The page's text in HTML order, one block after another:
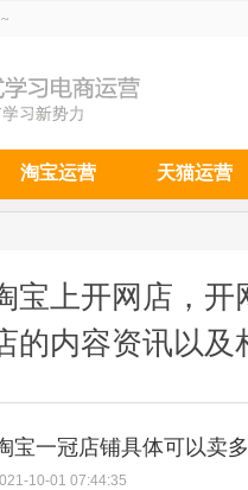
淘宝运营 天猫运营
宝上开网店，
的内容资讯以及
宝一冠店铺具体可以卖
10-01 07:44:35